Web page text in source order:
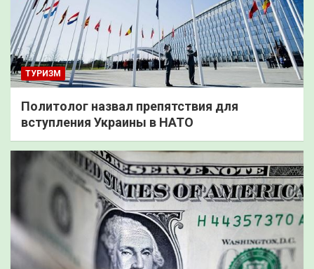
ТУРИЗМ
Политолог назвал препятствия для
вступления Украины в НАТО